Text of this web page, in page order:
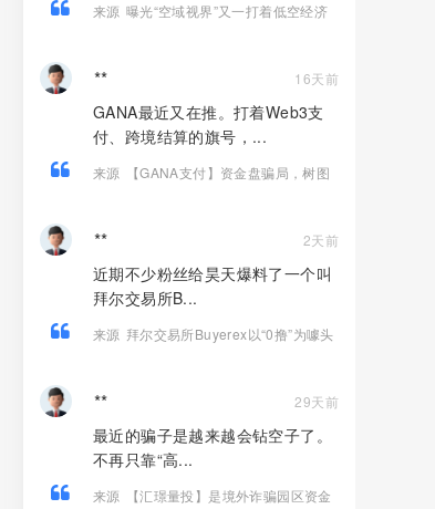
来源 曝光“空域视界”又一打着低空经济
** 16天前
GANA最近又在推。打着Web3支
付、跨境结算的旗号，...
来源
【GANA支付】资金盘骗局，树图
** 2天前
近期不少粉丝给昊天爆料了一个叫
拜尔交易所B...
来源 拜尔交易所Buyerex以“0撸”为噱头
** 29天前
最近的骗子是越来越会钻空子了。
不再只靠“高...
来源
【汇璟量投】是境外诈骗园区资金